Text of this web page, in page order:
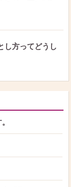
し方ってどうし